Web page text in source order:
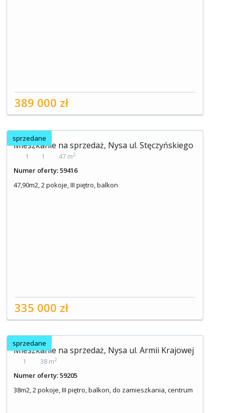
389 000 zł
sprzedane
Mieszkanie na sprzedaż, Nysa ul. Stęczyńskiego
1 1 47 m2
Numer oferty: 59416
47,90m2, 2 pokoje, III piętro, balkon
335 000 zł
sprzedane
Mieszkanie na sprzedaż, Nysa ul. Armii Krajowej
1 38 m2
Numer oferty: 59205
38m2, 2 pokoje, III piętro, balkon, do zamieszkania, centrum